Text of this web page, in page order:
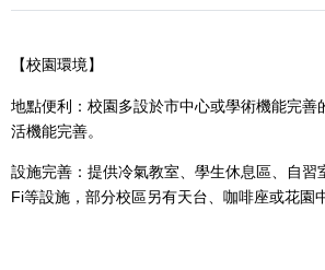
【校園環境】
地點便利：校園多設於市中心或學術機能完善
活機能完善。
設施完善：提供冷氣教室、學生休息區、自習
Fi等設施，部分校區另有天台、咖啡座或花園